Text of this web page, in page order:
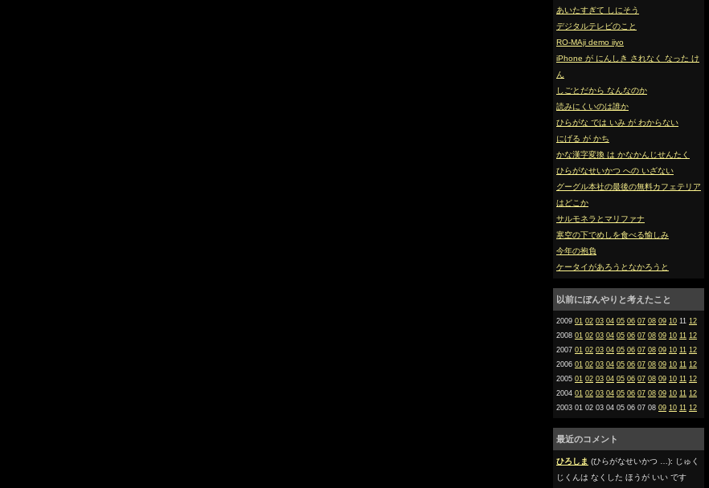
あいたすぎて しにそう
デジタルテレビのこと
RO-MAji demo iiyo
iPhone が にんしき されなく なった け
ん
しごとだから なんなのか
読みにくいのは誰か
ひらがな では いみ が わからない
にげる が かち
かな漢字変換 は かなかんじせんたく
ひらがなせいかつ への いざない
グーグル本社の最後の無料カフェテリア
はどこか
サルモネラとマリファナ
寒空の下でめしを食べる愉しみ
今年の抱負
ケータイがあろうとなかろうと
以前にぼんやりと考えたこと
2009 01 02 03 04 05 06 07 08 09 10 11 12
2008 01 02 03 04 05 06 07 08 09 10 11 12
2007 01 02 03 04 05 06 07 08 09 10 11 12
2006 01 02 03 04 05 06 07 08 09 10 11 12
2005 01 02 03 04 05 06 07 08 09 10 11 12
2004 01 02 03 04 05 06 07 08 09 10 11 12
2003 01 02 03 04 05 06 07 08 09 10 11 12
最近のコメント
ひろしま (ひらがなせいかつ …): じゅく
じくんは なくした ほうが いい です